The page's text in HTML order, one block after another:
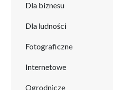
Dla biznesu
Dla ludności
Fotograficzne
Internetowe
Ogrodnicze